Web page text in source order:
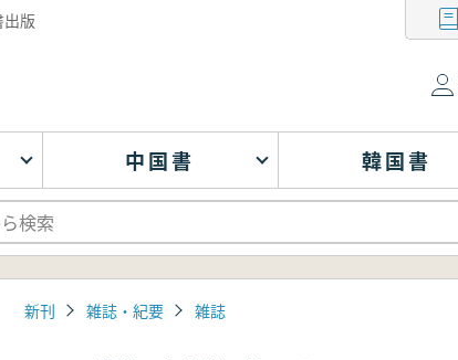
出版
中国書 韓国書
新刊 雑誌・紀要 雑誌